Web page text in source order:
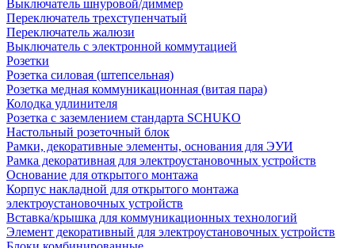
Выключатель шнуровой/диммер
Переключатель трехступенчатый
Переключатель жалюзи
Выключатель с электронной коммутацией
Розетки
Розетка силовая (штепсельная)
Розетка медная коммуникационная (витая пара)
Колодка удлинителя
Розетка с заземлением стандарта SCHUKO
Настольный розеточный блок
Рамки, декоративные элементы, основания для ЭУИ
Рамка декоративная для электроустановочных устройств
Основание для открытого монтажа
Корпус накладной для открытого монтажа
электроустановочных устройств
Вставка/крышка для коммуникационных технологий
Элемент декоративный для электроустановочных устройств